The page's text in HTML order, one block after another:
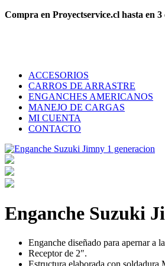
Compra en Proyectservice.cl hasta en 3
ACCESORIOS
CARROS DE ARRASTRE
ENGANCHES AMERICANOS
MANEJO DE CARGAS
MI CUENTA
CONTACTO
Enganche Suzuki
Enganche diseñado para apernar a
Receptor de 2″.
Estructura elaborada con soldadura